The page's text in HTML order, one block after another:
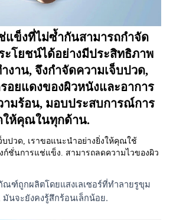
ข็งที่ไม่ซ้ำกันสามารถกำจัด
ะโยชน์ได้อย่างมีประสิทธิภาพ
งาน, จึงกำจัดความเจ็บปวด,
อยแดงของผิวหนังและอาการ
ามร้อน, มอบประสบการณ์การ
ห้คุณในทุกด้าน.
บปวด, เราขอแนะนำอย่างยิ่งให้คุณใช้
ชั่นการแช่แข็ง. สามารถลดความไวของผิว
ณฑ์ถูกผลิตโดยแสงเลเซอร์ที่ทำลายรูขุม
นจะยังคงรู้สึกร้อนเล็กน้อย.